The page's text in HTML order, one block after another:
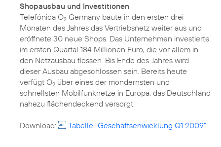
Shopausbau und Investitionen
Telefónica O2 Germany baute in den ersten drei
Monaten des Jahres das Vertriebsnetz weiter aus und
eröffnete 30 neue Shops. Das Unternehmen investierte
im ersten Quartal 184 Millionen Euro, die vor allem in
den Netzausbau flossen. Bis Ende des Jahres wird
dieser Ausbau abgeschlossen sein. Bereits heute
verfügt O2 über eines der mondernsten und
schnellsten Mobilfunknetze in Europa, das Deutschland
nahezu flächendeckend versorgt.
Download: Tabelle "Geschäftsenwicklung Q1 2009"